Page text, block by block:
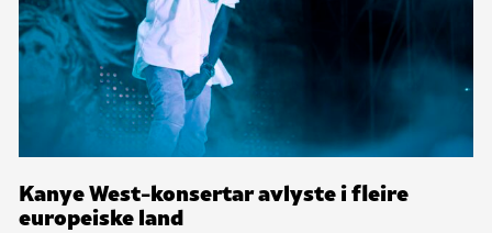
Kanye West-konsertar avlyste i fleire
europeiske land